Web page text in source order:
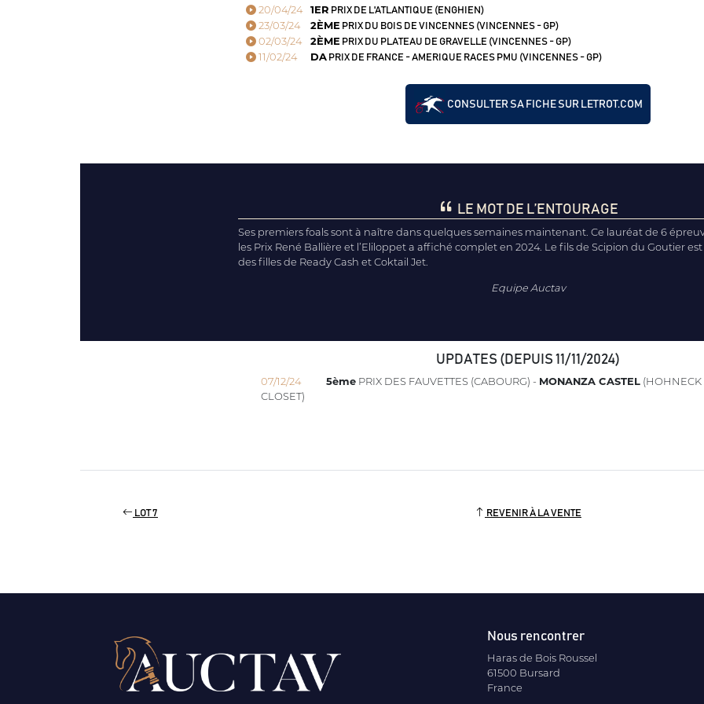
20/04/24 1ER PRIX DE L'ATLANTIQUE (ENGHIEN)
23/03/24 2ÈME PRIX DU BOIS DE VINCENNES (VINCENNES - GP)
02/03/24 2ÈME PRIX DU PLATEAU DE GRAVELLE (VINCENNES - GP)
11/02/24 DAPRIX DE FRANCE - AMERIQUE RACES PMU (VINCENNES - GP)
CONSULTER SA FICHE SUR LETROT.COM
LE MOT DE L’ENTOURAGE
Ses premiers foals sont à naître dans quelques semaines maintenant. Ce lauréat de 6
les Prix René Ballière et l’Eliloppet a affiché complet en 2024. Le fils de Scipion du Goutier
des filles de Ready Cash et Coktail Jet.
Equipe Auctav
UPDATES (DEPUIS 11/11/2024)
07/12/24 5èmePRIX DES FAUVETTES (CABOURG) - MONANZA CASTEL(HOHNECK
CLOSET)
LOT 7 REVENIR À LA VENTE
Nous rencontrer
Haras de Bois Roussel
61500 Bursard
France